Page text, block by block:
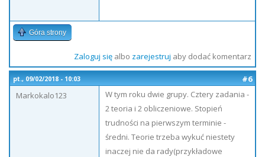
Góra strony
Zaloguj sięalbo zarejestruj aby dodać komentarz
pt., 09/02/2018 - 10:03
#6
Markokalo123
W tym roku dwie grupy. Cztery zadania -
2 teoria i 2 obliczeniowe. Stopień
trudności na pierwszym terminie -
średni. Teorie trzeba wykuć niestety
inaczej nie da rady(przykładowe